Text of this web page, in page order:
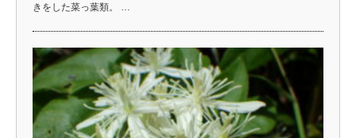
きをした菜っ葉類。 …